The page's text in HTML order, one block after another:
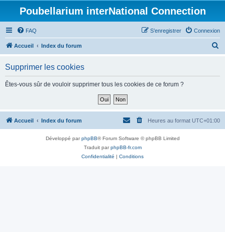
Poubellarium interNational Connection
FAQ Connexion
S’enregistrer
Accueil Index du forum
h
Supprimer les cookies
Êtes-vous sûr de vouloir supprimer tous les cookies de ce forum ?
Accueil Index du forum Heures au format UTC+01:00
Développé parphpBB® Forum Software © phpBB Limited
Traduit parphpBB-fr.com
Confidentialité | Conditions